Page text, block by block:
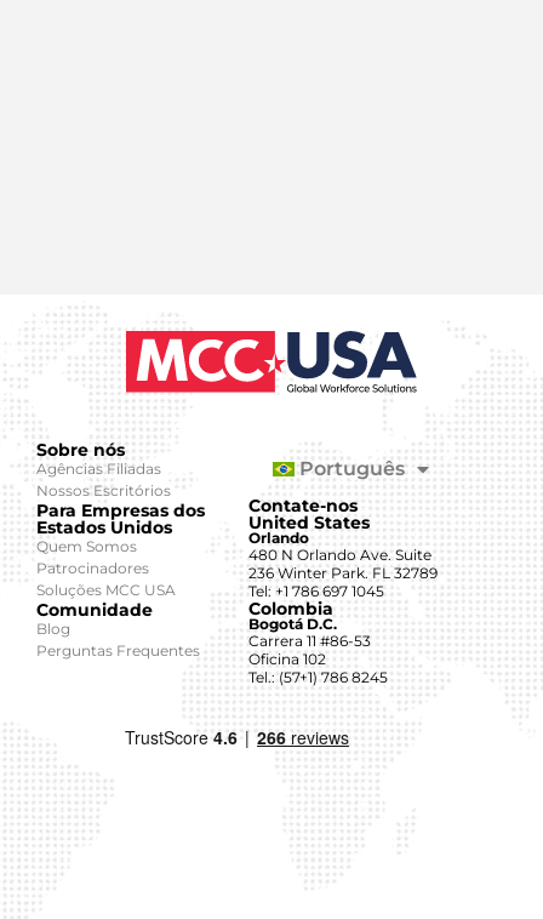
Sobre nós
Agências Filiadas
Nossos Escritórios
Para Empresas dos
Estados Unidos
Quem Somos
Patrocinadores
Soluções MCC USA
Comunidade
Blog
Perguntas Frequentes
Português
Contate-nos
United States
Orlando
480 N Orlando Ave. Suite
236 Winter Park. FL 32789
Tel: +1 786 697 1045
Colombia
Bogotá D.C.
Carrera 11 #86-53
Oficina 102
Tel.: (57+1) 786 8245